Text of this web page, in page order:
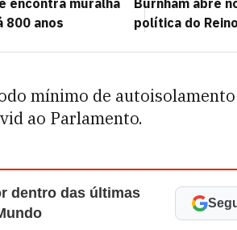
encontra muralha
800 anos
Burnham abre
política do
mínimo de
ao Parlamento.
dentro das últimas